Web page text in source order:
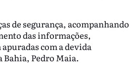
de segurança, acompanhando
das informações,
com a devida
Bahia, Pedro Maia.